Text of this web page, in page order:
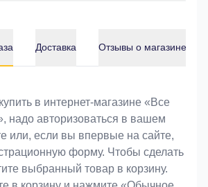
Доставка Отзывы о магазине
в интернет-магазине «Bce
надо авторизоваться в вашем
или, если вы впервые на сайте,
форму. Чтобы сделать
выбранный товар в корзину.